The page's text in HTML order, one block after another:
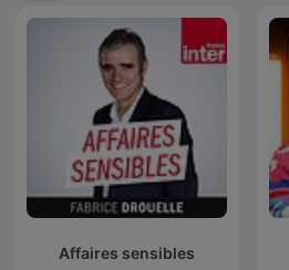
Affaires sensibles